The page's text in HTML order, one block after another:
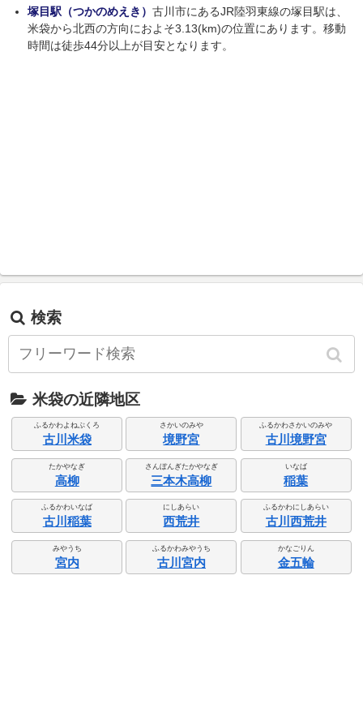
塚目駅（つかのめえき） 古川市にあるJR陸羽東線の塚目駅は、
米袋から北西の方向におよそ3.13(km)の位置にあります。移動
時間は徒歩44分以上が目安となります。
検索
米袋の近隣地区
ふるかわよねぶくろ
古川米袋
さかいのみや
境野宮
ふるかわさかいのみや
古川境野宮
たかやなぎ
高柳
さんぼんぎたかやなぎ
三本木高柳
いなば
稲葉
ふるかわいなば
古川稲葉
にしあらい
西荒井
ふるかわにしあらい
古川西荒井
みやうち
宮内
ふるかわみやうち
古川宮内
かなごりん
金五輪